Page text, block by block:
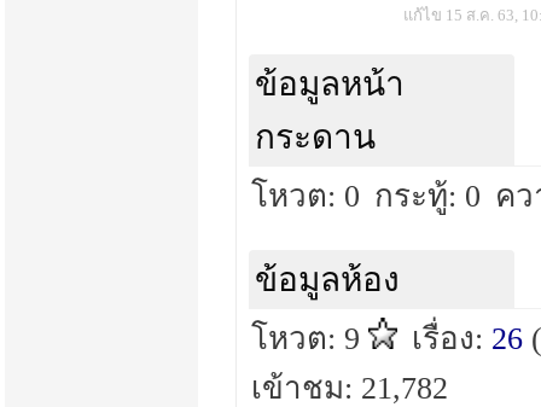
แก้ไข 15 ส.ค. 63,
ข้อมูลหน้า
กระดาน
โหวต: 0 กระทู้: 0 ค
ข้อมูลห้อง
โหวต: 9 เรื่อง: 26
เข้าชม: 21,782